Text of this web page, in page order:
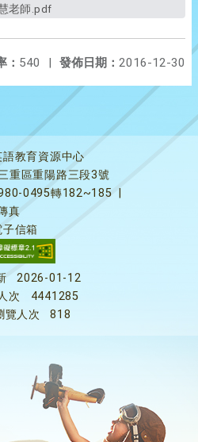
老師.pdf
發佈日期： 2016-12-30
： 540 |
語教育資源中心
重區重陽路三段3號
0495轉182~185
真
子信箱
2026-01-12
次
4441285
覽人次
818